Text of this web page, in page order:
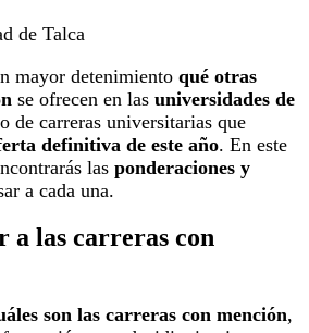
de Talca
mayor detenimiento qué otras
se ofrecen en las universidades de
de carreras universitarias que
definitiva de este año. En este
las ponderaciones y
a cada una.
a las carreras con
son las carreras con mención,